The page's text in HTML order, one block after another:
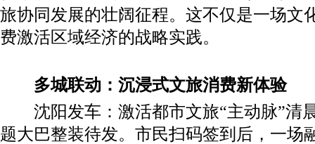
旅协同发展的壮阔征程。这不仅是一场文
费激活区域经济的战略实践。
多城联动：沉浸式文旅消费新体验
沈阳发车：激活都市文旅“主动脉”清
题大巴整装待发。市民扫码签到后，一场